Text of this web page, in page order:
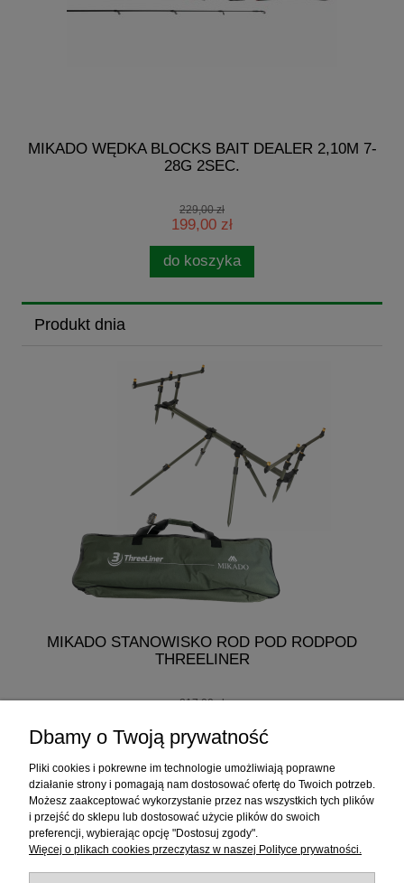
MIKADO WĘDKA BLOCKS BAIT DEALER 2,10M 7-
28G 2SEC.
229,00 zł
199,00 zł
do koszyka
Produkt dnia
MIKADO STANOWISKO ROD POD RODPOD
THREELINER
217,00 zł
Informacje
Sklep internetowy
Dbamy o Twoją prywatność
Pliki cookies i pokrewne im technologie umożliwiają poprawne
działanie strony i pomagają nam dostosować ofertę do Twoich potrzeb.
Możesz zaakceptować wykorzystanie przez nas wszystkich tych plików
i przejść do sklepu lub dostosować użycie plików do swoich
preferencji, wybierając opcję "Dostosuj zgody".
Więcej o plikach cookies przeczytasz w naszej Polityce prywatności.